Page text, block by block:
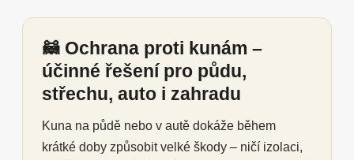
🦝 Ochrana proti kunám –
účinné řešení pro půdu,
střechu, auto i zahradu
Kuna na půdě nebo v autě dokáže během
krátké doby způsobit velké škody – ničí izolaci,